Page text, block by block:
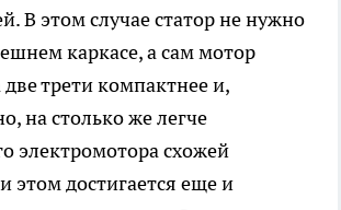
В этом случае статор не нужно
каркасе, а сам мотор
две трети компактнее и,
на столько же легче
электромотора схожей
этом достигается еще и